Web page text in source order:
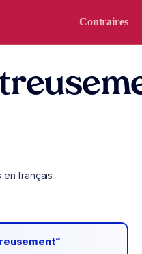
Contraires
en français